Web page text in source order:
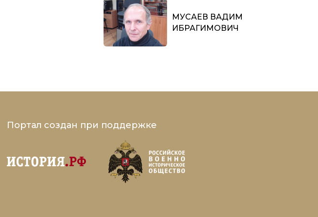
МУСАЕВ ВАДИМ
ИБРАГИМОВИЧ
Портал создан при поддержке